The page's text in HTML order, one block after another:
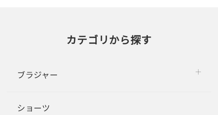
カテゴリから探す
ブラジャー
ショーツ